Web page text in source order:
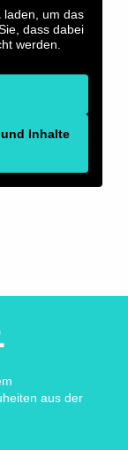
laden, um das
dass dabei
werden.
Inhalte
aus der